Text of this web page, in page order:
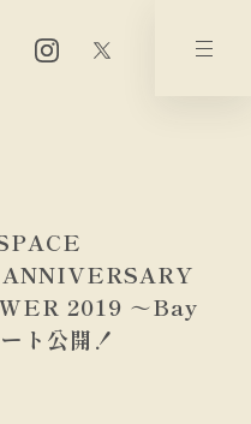
2019 ～Bay
ト公開！